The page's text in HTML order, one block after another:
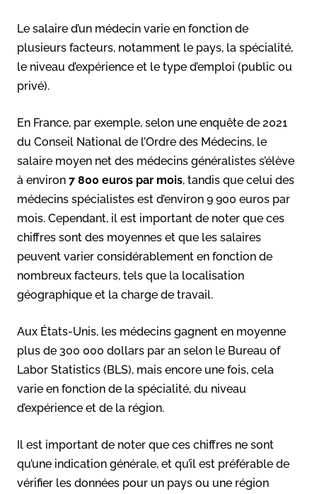
Le salaire d’un médecin varie en fonction de
plusieurs facteurs, notamment le pays, la spécialité,
le niveau d’expérience et le type d’emploi (public ou
privé).
En France, par exemple, selon une enquête de 2021
du Conseil National de l’Ordre des Médecins, le
salaire moyen net des médecins généralistes s’élève
à environ 7 800 euros par mois, tandis que celui des
médecins spécialistes est d’environ 9 900 euros par
mois. Cependant, il est important de noter que ces
chiffres sont des moyennes et que les salaires
peuvent varier considérablement en fonction de
nombreux facteurs, tels que la localisation
géographique et la charge de travail.
Aux États-Unis, les médecins gagnent en moyenne
plus de 300 000 dollars par an selon le Bureau of
Labor Statistics (BLS), mais encore une fois, cela
varie en fonction de la spécialité, du niveau
d’expérience et de la région.
Il est important de noter que ces chiffres ne sont
qu’une indication générale, et qu’il est préférable de
vérifier les données pour un pays ou une région